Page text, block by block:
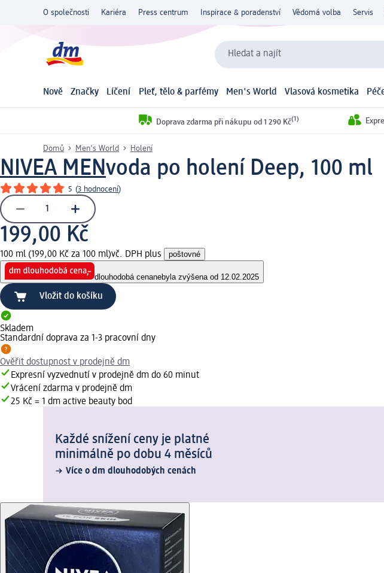
O společnosti Kariéra Press centrum Inspirace & poradenství Vědomá volba Servis
Hledat a najít
Nově Značky Líčení Pleť, tělo & parfémy Men's World Vlasová kosmetika
Doprava zdarma při nákupu od 1 290 Kč(1)
Domů Men's World Holení
NIVEA MENvoda po holení Deep, 100 ml
5 (3 hodnocení)
199,00 Kč
100 ml (199,00 Kč za 100 ml)vč. DPH plus poštovné
dlouhodobá cenanebyla zvýšena od 12.02.2025
Vložit do košíku
Skladem
Standardní doprava za 1-3 pracovní dny
Ověřit dostupnost v prodejně dm
Expresní vyzvednutí v prodejně dm do 60 minut
Vrácení zdarma v prodejně dm
25 Kč = 1 dm active beauty bod
Každé snížení ceny je platné
minimálně po dobu 4 měsíců
Více o dm dlouhodobých cenách